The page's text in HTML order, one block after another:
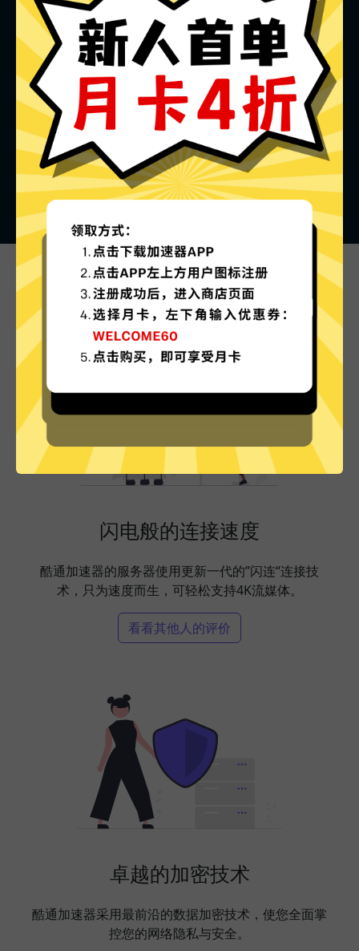
酷通加速器的特色
闪电般的连接速度
酷通加速器的服务器使用更新一代的”闪连“连接技
术，只为速度而生，可轻松支持4K流媒体。
看看其他人的评价
卓越的加密技术
酷通加速器采用最前沿的数据加密技术，使您全面掌
控您的网络隐私与安全。